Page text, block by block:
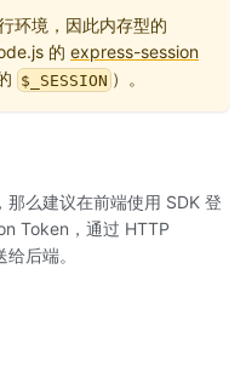
环境，因此内存型的
的 express-session
$_SESSION ）。
么建议在前端使用 SDK 登
Token，通过 HTTP
后端。